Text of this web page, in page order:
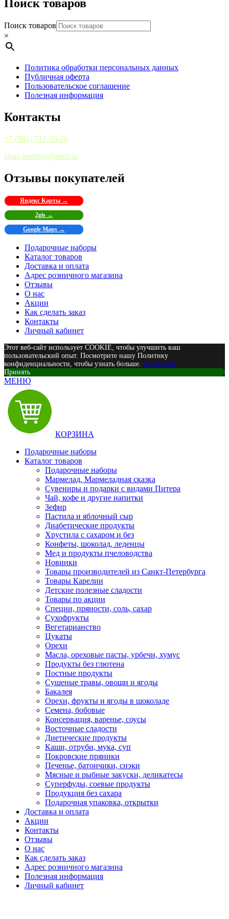
Поиск товаров
Поиск товаров
×
Политика обработки персональных данных
Публичная оферта
Пользовательское соглашение
Полезная информация
Контакты
+7 (981) 712-56-26
vkus-traditsyi@mail.ru
Отзывы покупателей
Яндекс Карты →
2gis →
Google Maps →
Подарочные наборы
Каталог товаров
Доставка и оплата
Адрес розничного магазина
Отзывы
О нас
Акции
Как сделать заказ
Контакты
Личный кабинет
Этот веб-сайт использует COOKIE, чтобы улучшить ваш
пользовательский опыт. Посмотрите нашу Политику
конфиденциальности, чтобы узнать больше. Подробнее
Принять
МЕНЮ
КОРЗИНА
Подарочные наборы
Каталог товаров
Подарочные наборы
Мармелад, Мармеладная сказка
Сувениры и подарки с видами Питера
Чай, кофе и другие напитки
Зефир
Пастила и яблочный сыр
Диабетические продукты
Хрустила с сахаром и без
Конфеты, шоколад, леденцы
Мед и продукты пчеловодства
Новинки
Товары производителей из Санкт-Петербурга
Товары Карелии
Детские полезные сладости
Товары по акции
Специи, пряности, соль, сахар
Сухофрукты
Вегетарианство
Цукаты
Орехи
Масла, ореховые пасты, урбечи, хумус
Продукты без глютена
Постные продукты
Сушеные травы, овощи и ягоды
Бакалея
Орехи, фрукты и ягоды в шоколаде
Семена, бобовые
Консервация, варенье, соусы
Восточные сладости
Диетические продукты
Каши, отруби, мука, суп
Покровские пряники
Печенье, батончики, снэки
Мясные и рыбные закуски, деликатесы
Суперфуды, соевые продукты
Продукция без сахара
Подарочная упаковка, открытки
Доставка и оплата
Акции
Контакты
Отзывы
О нас
Как сделать заказ
Адрес розничного магазина
Полезная информация
Личный кабинет